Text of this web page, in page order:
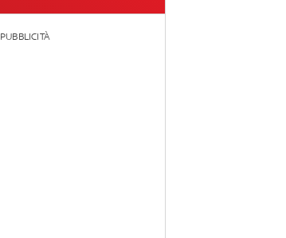
PUBBLICITÀ